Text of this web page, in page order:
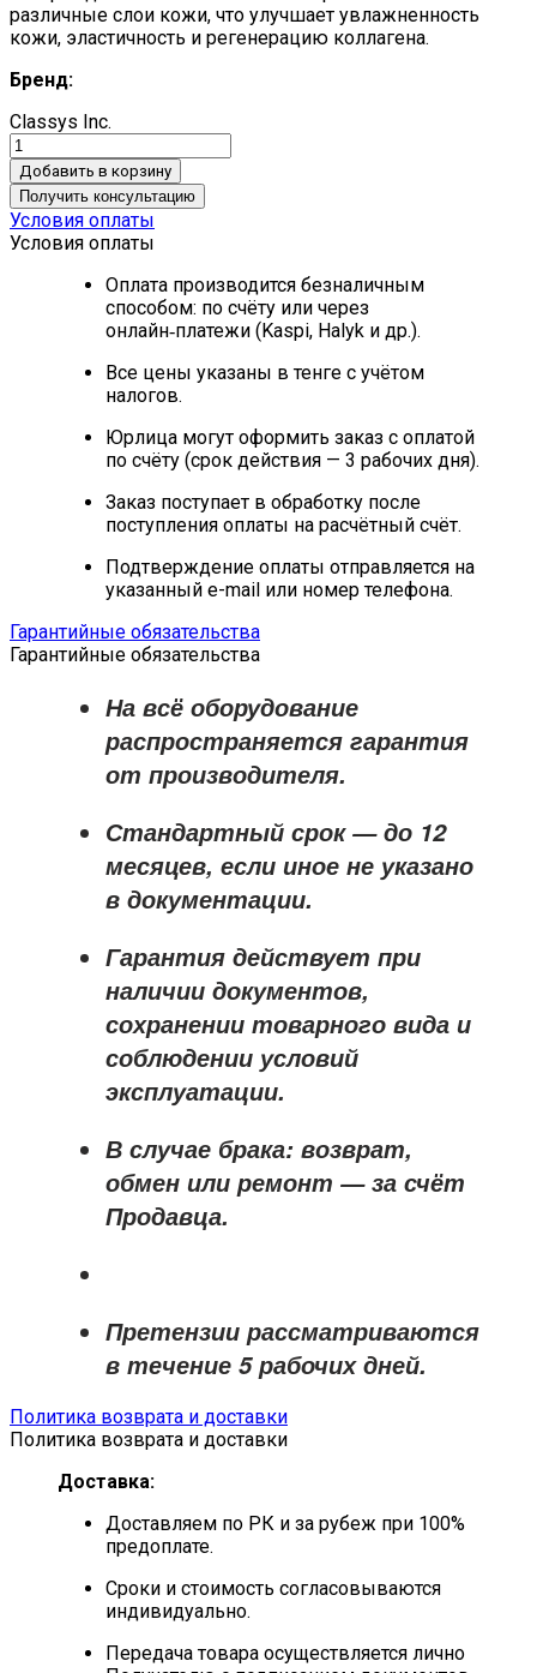
различные слои кожи, что улучшает увлажненность
кожи, эластичность и регенерацию коллагена.
Бренд:
Classys Inc.
Добавить в корзину
Получить консультацию
Условия оплаты
Условия оплаты
Оплата производится безналичным
способом: по счёту или через
онлайн‑платежи (Kaspi, Halyk и др.).
Все цены указаны в тенге с учётом
налогов.
Юрлица могут оформить заказ с оплатой
по счёту (срок действия — 3 рабочих дня).
Заказ поступает в обработку после
поступления оплаты на расчётный счёт.
Подтверждение оплаты отправляется на
указанный e-mail или номер телефона.
Гарантийные обязательства
Гарантийные обязательства
На всё оборудование
распространяется гарантия
от производителя.
Стандартный срок — до 12
месяцев, если иное не указано
в документации.
Гарантия действует при
наличии документов,
сохранении товарного вида и
соблюдении условий
эксплуатации.
В случае брака: возврат,
обмен или ремонт —за счёт
Продавца.
Претензии рассматриваются
в течение 5 рабочих дней.
Политика возврата и доставки
Политика возврата и доставки
Доставка:
Доставляем по РК и за рубеж при 100%
предоплате.
Сроки и стоимость согласовываются
индивидуально.
Передача товара осуществляется лично